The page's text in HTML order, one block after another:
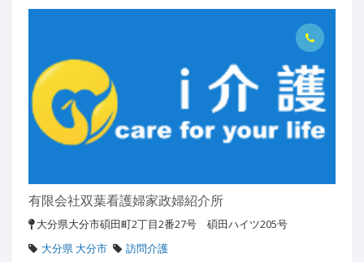
有限会社双葉看護婦家政婦紹介所
大分県大分市碩田町2丁目2番27号 碩田ハイツ205号
大分県 大分市
訪問介護